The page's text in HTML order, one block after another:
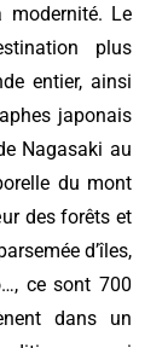
Le
plus
entier, ainsi
japonais
Nagasaki au
du mont
des forêts et
d’îles,
ce sont 700
dans un